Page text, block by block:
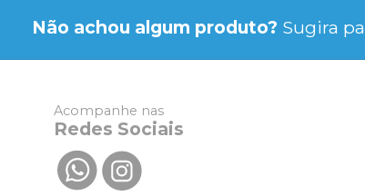
Não achou algum produto? Sugira
Acompanhe nas
Redes Sociais